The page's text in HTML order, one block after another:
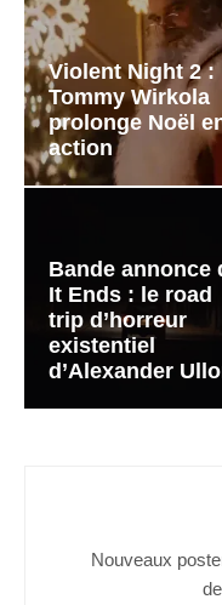
Violent Night 2 :
Tommy Wirkola
prolonge Noël
action
Bande annonce
It Ends : le road
trip d’horreur
existentiel
d’Alexander
Nouveaux